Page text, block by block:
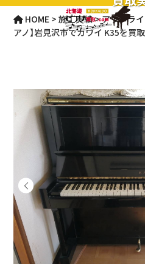
HOME >施工実績>アップラ
アノ】岩見沢市でカワイ K35を買